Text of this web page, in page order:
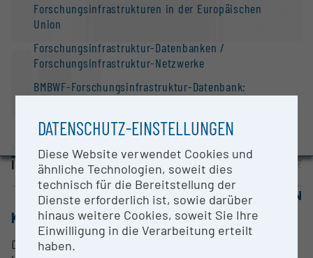
Forschungs­infrastrukturen in der Europäischen
Union
Forschungs­infrastruktur-Datenbanken /
Forschungs­infrastruktur-Netzwerke
BMBWF-Forschungsinfrastruktur-Datenbank:
Auszeichnungen und Pressemeldungen
Medizinische Universität Innsbruck
Innsbruck |Website
OPEN FOR COLLABORATION
KURZBESCHREIBUNG
Die Bioinformatics Core Facility ist auf die
DATENSCHUTZ-EINSTELLUNGEN
Diese Website verwendet Cookies und
ähnliche Technologien, soweit dies
technisch für die Bereitstellung der
Dienste erforderlich ist, sowie darüber
hinaus weitere Cookies, soweit Sie Ihre
Einwilligung in die Verarbeitung erteilt
haben.